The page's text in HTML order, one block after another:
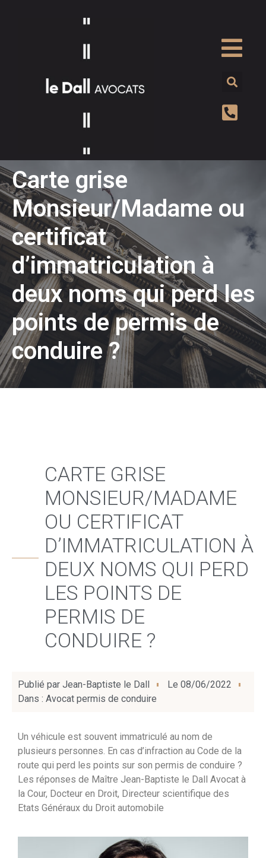
Carte grise
Monsieur/Madame ou
certificat
d’immatriculation à
deux noms qui perd les
points de permis de
conduire ?
CARTE GRISE
MONSIEUR/MADAME
OU CERTIFICAT
D’IMMATRICULATION À
DEUX NOMS QUI PERD
LES POINTS DE
PERMIS DE
CONDUIRE ?
Publié par Jean-Baptiste le Dall Le 08/06/2022
Dans : Avocat permis de conduire
Un véhicule est souvent immatriculé au nom de
plusieurs personnes. En cas d’infraction au Code de la
route qui perd les points sur son permis de conduire ?
Les réponses de Maître Jean-Baptiste le Dall Avocat à
la Cour, Docteur en Droit, Directeur scientifique des
Etats Généraux du Droit automobile